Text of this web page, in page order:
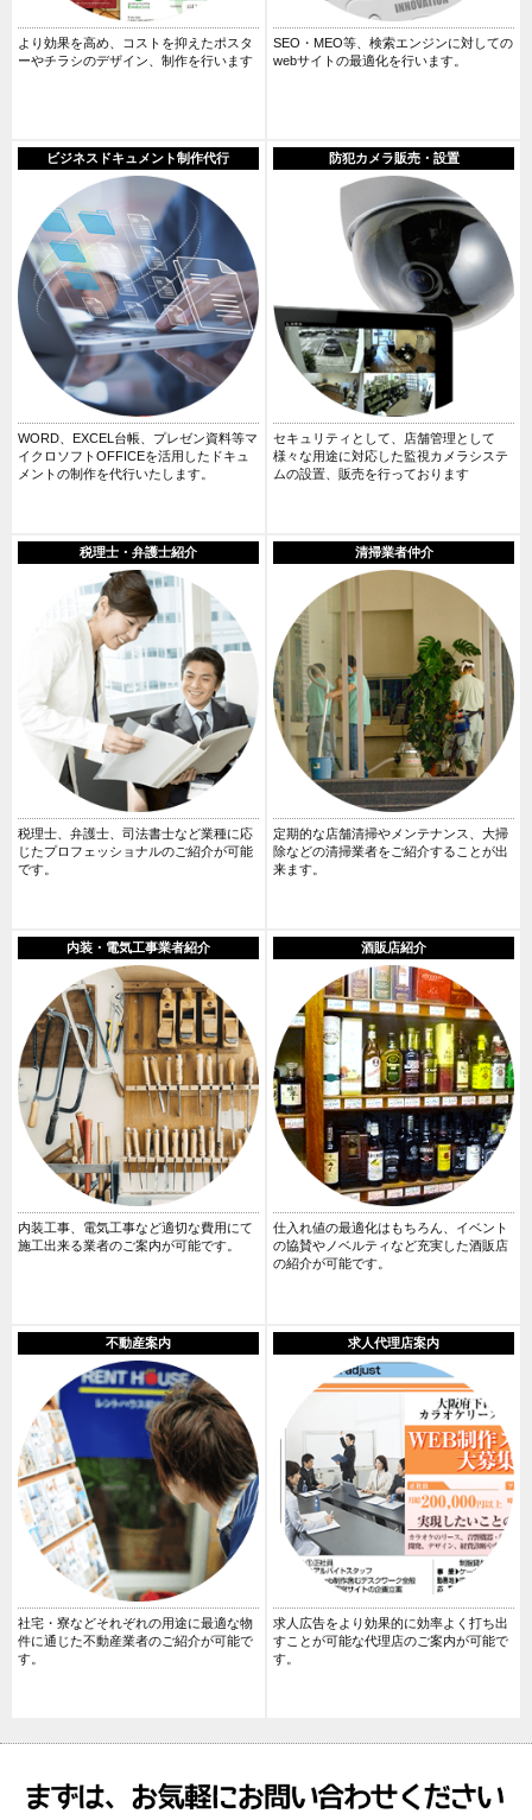
より効果を高め、コストを抑えたポスタ
ーやチラシのデザイン、制作を行います
SEO・MEO等、検索エンジンに対しての
webサイトの最適化を行います。
ビジネスドキュメント制作代行
WORD、EXCEL台帳、プレゼン資料等マ
イクロソフトOFFICEを活用したドキュ
メントの制作を代行いたします。
防犯カメラ販売・設置
セキュリティとして、店舗管理として
様々な用途に対応した監視カメラシステ
ムの設置、販売を行っております
税理士・弁護士紹介
税理士、弁護士、司法書士など業種に応
じたプロフェッショナルのご紹介が可能
です。
清掃業者仲介
定期的な店舗清掃やメンテナンス、大掃
除などの清掃業者をご紹介することが出
来ます。
内装・電気工事業者紹介
内装工事、電気工事など適切な費用にて
施工出来る業者のご案内が可能です。
酒販店紹介
仕入れ値の最適化はもちろん、イベント
の協賛やノベルティなど充実した酒販店
の紹介が可能です。
不動産案内
社宅・寮などそれぞれの用途に最適な物
件に通じた不動産業者のご紹介が可能で
す。
求人代理店案内
求人広告をより効果的に効率よく打ち出
すことが可能な代理店のご案内が可能で
す。